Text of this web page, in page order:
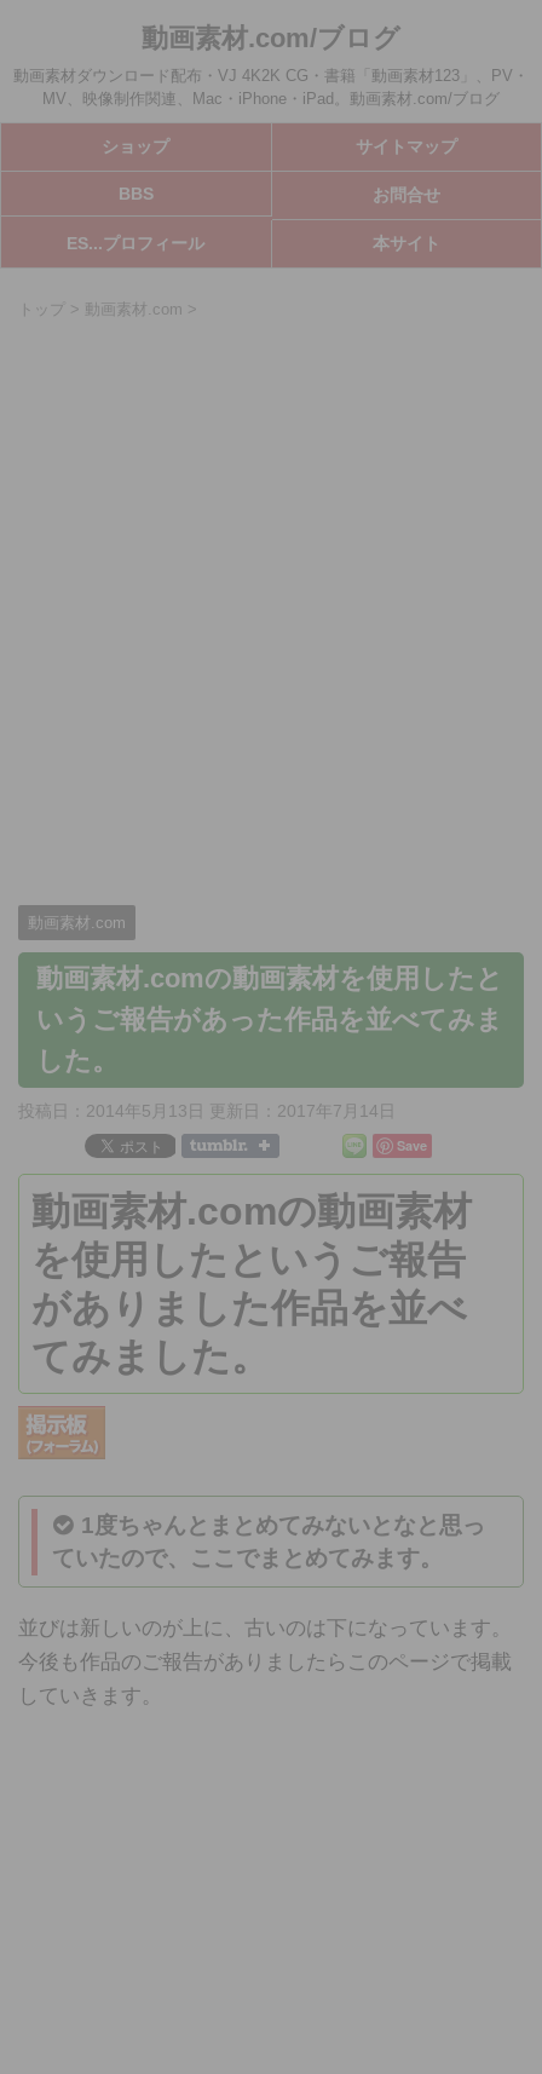
動画素材.com/ブログ
動画素材ダウンロード配布・VJ 4K2K CG・書籍「動画素材123」、PV・
MV、映像制作関連、Mac・iPhone・iPad。動画素材.com/ブログ
ショップ サイトマップ
BBS お問合せ
ES...プロフィール 本サイト
トップ > 動画素材.com >
動画素材.com
動画素材.comの動画素材を使用したと
いうご報告があった作品を並べてみま
した。
投稿日：2014年5月13日 更新日： 2017年7月14日
Save
動画素材.comの動画素材
を使用したというご報告
がありました作品を並べ
てみました。
1度ちゃんとまとめてみないとなと思っ
ていたので、ここでまとめてみます。
並びは新しいのが上に、古いのは下になっています。
今後も作品のご報告がありましたらこのページで掲載
していきます。